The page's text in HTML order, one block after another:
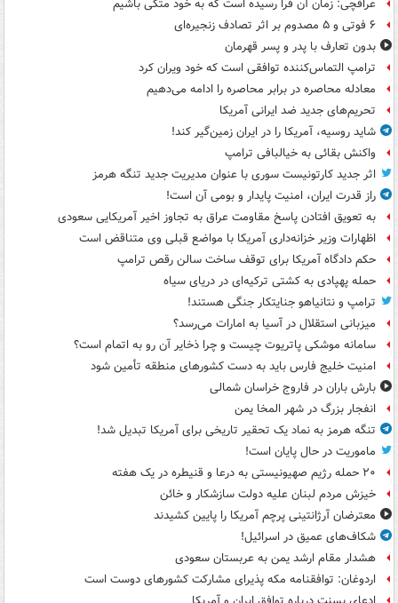
عراقچی: زمان آن فرا رسیده است که به خود متکی باشیم
۶ فوتی و ۵ مصدوم بر اثر تصادف زنجیره‌ای
بدون تعارف با پدر و پسر قهرمان
ترامپ التماس‌کننده توافقی است که خود ویران کرد
معادله محاصره در برابر محاصره را ادامه می‌دهیم
تحریم‌های جدید ضد ایرانی آمریکا
شاید روسیه، آمریکا را در ایران زمین‌گیر کند!
واکنش بقائی به خیالبافی ترامپ
اثر جدید کارتونیست سوری با عنوان مدیریت جدید تنگه هرمز
راز قدرت ایران، امنیت پایدار و بومی آن است!
به تعویق افتادن پاسخ مقاومت عراق به تجاوز اخیر آمریکایی سعودی
اظهارات وزیر خزانه‌داری آمریکا با مواضع قبلی وی متناقض است
حکم دادگاه آمریکا برای توقف ساخت سالن رقص ترامپ
حمله پهپادی به کشتی ترکیه‌ای در دریای سیاه
ترامپ و نتانیاهو جنایتکار جنگی هستند!
میزبانی استقلال در آسیا به امارات می‌رسد؟
سامانه موشکی پاتریوت چیست و چرا ذخایر آن رو به اتمام است؟
امنیت خلیج فارس باید به دست کشورهای منطقه تأمین شود
بارش باران در فاروج خراسان شمالی
انفجار بزرگ در شهر المخا یمن
تنگه هرمز به نماد یک تحقیر تاریخی برای آمریکا تبدیل شد!
ماموریت در حال پایان است!
۲۰ حمله رژیم صهیونیستی به درعا و قنیطره در یک هفته
خیزش مردم لبنان علیه دولت سازشکار و خائن
معترضان آرژانتینی پرچم آمریکا را پایین کشیدند
شکاف‌های عمیق در اسرائیل!
هشدار مقام ارشد یمن به عربستان سعودی
اردوغان: توافقنامه مکه پذیرای مشارکت کشورهای دوست است